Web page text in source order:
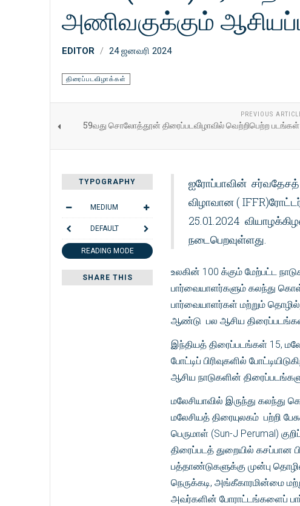
அணிவகுக்கும்
EDITOR 24 ஜனவரி 2024
திரைப்படவிழாக்கள்
PREVIOUS
59வது சொலோத்தூன் திரைப்படவிழாவில் வெற்றிபெற்ற படங்கள்
TYPOGRAPHY
MEDIUM
DEFAULT
READING MODE
SHARE THIS
ஐரோப்பாவின் சர்வதேசத்
விழாவான (
25.01.2024
நடைபெறவுள்ளது.
உலகின் 100 க்கும் மேற்பட்ட
பார்வையாளர்களும் கலந்து
பார்வையாளர்கள் மற்றும்
ஆண்டு பல ஆசிய திரைப்படங்கள்
இந்தியத் திரைப்படங்கள் 15,
போட்டிப் பிரிவுகளில்
ஆசிய நாடுகளின்
மலேசியாவில் இருந்து கலந்து
மலேசியத் திரையுலகம் பற்றி
பெருமாள் (Sun-J Perumal)
திரைப்படத் துறையில் கசப்பான
பத்தாண்டுகளுக்கு முன்பு
நெருக்கடி, அங்கீகாரமின்மை
அவர்களின் போராட்டங்களைப்